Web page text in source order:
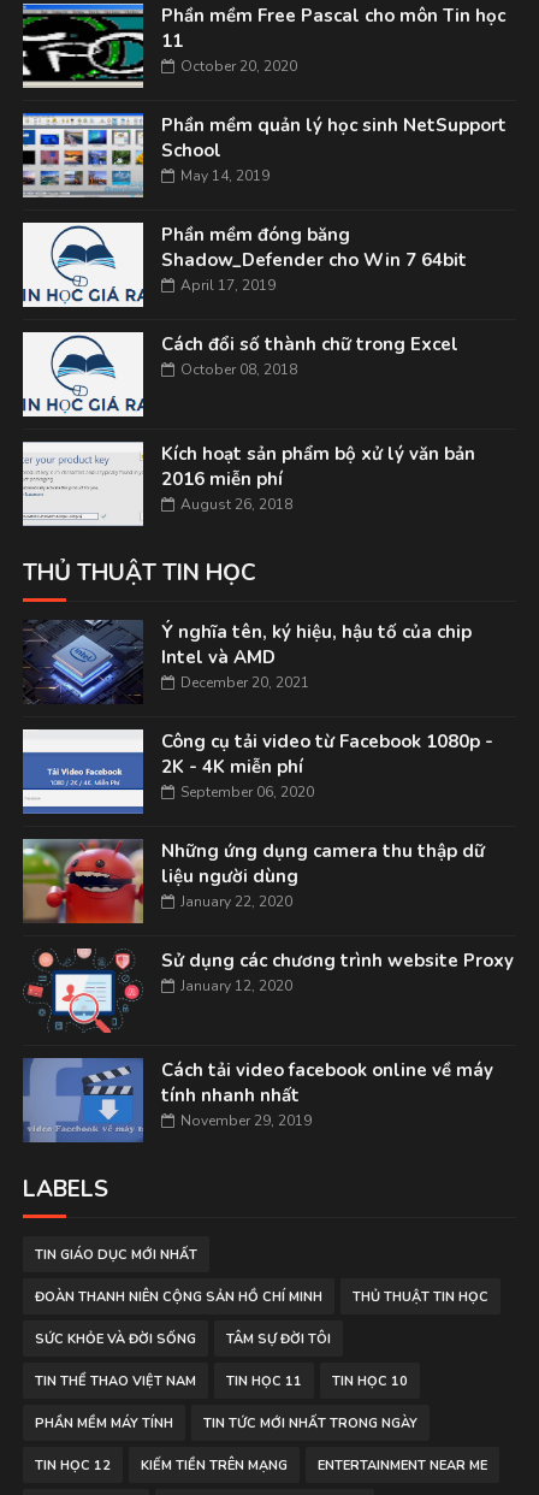
Phần mềm Free Pascal cho môn Tin học
11
October 20, 2020
Phần mềm quản lý học sinh NetSupport
School
May 14, 2019
Phần mềm đóng băng
Shadow_Defender cho Win 7 64bit
April 17, 2019
Cách đổi số thành chữ trong Excel
October 08, 2018
Kích hoạt sản phẩm bộ xử lý văn bản
2016 miễn phí
August 26, 2018
THỦ THUẬT TIN HỌC
Ý nghĩa tên, ký hiệu, hậu tố của chip
Intel và AMD
December 20, 2021
Công cụ tải video từ Facebook 1080p -
2K - 4K miễn phí
September 06, 2020
Những ứng dụng camera thu thập dữ
liệu người dùng
January 22, 2020
Sử dụng các chương trình website Proxy
January 12, 2020
Cách tải video facebook online về máy
tính nhanh nhất
November 29, 2019
LABELS
TIN GIÁO DỤC MỚI NHẤT
ĐOÀN THANH NIÊN CỘNG SẢN HỒ CHÍ MINH THỦ THUẬT TIN HỌC
SỨC KHỎE VÀ ĐỜI SỐNG TÂM SỰ ĐỜI TÔI
TIN THỂ THAO VIỆT NAM TIN HỌC 11 TIN HỌC 10
PHẦN MỀM MÁY TÍNH TIN TỨC MỚI NHẤT TRONG NGÀY
TIN HỌC 12 KIẾM TIỀN TRÊN MẠNG ENTERTAINMENT NEAR ME